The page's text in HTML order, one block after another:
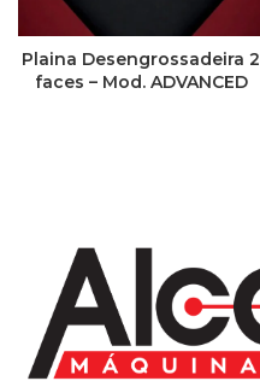
Plaina Desengrossadeira 2
faces – Mod. ADVANCED